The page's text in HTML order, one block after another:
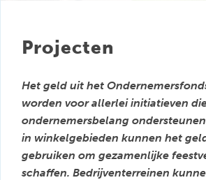
Projecten
Het geld uit het
worden voor allerlei initiatieven
ondernemersbelang
in winkelgebieden kunnen het
gebruiken om gezamenlijke
schaffen. Bedrijventerreinen